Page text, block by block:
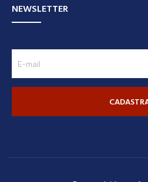
NEWSLETTER